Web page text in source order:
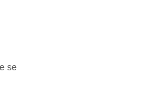
se